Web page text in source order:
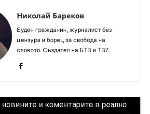
Николай Бареков
Буден гражданин, журналист без
цензура и борец за свобода на
словото. Създател на БТВ и ТВ7.
новините и коментарите в реално